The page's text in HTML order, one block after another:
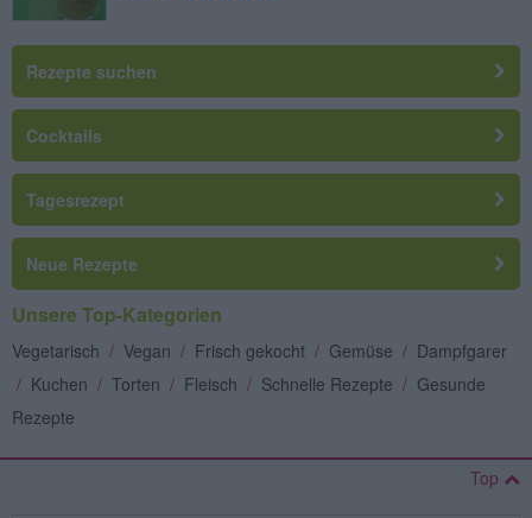
Rezepte suchen
Cocktails
Tagesrezept
Neue Rezepte
Unsere Top-Kategorien
Vegetarisch / Vegan / Frisch gekocht / Gemüse / Dampfgarer
/ Kuchen / Torten / Fleisch / Schnelle Rezepte / Gesunde
Rezepte
Top